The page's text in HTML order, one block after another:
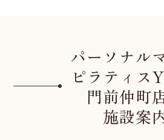
パーソナル
ピラティス
門前仲町
施設案